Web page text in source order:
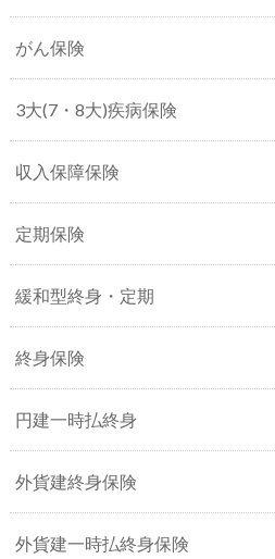
がん保険
3大(7・8大)疾病保険
収入保障保険
定期保険
緩和型終身・定期
終身保険
円建一時払終身
外貨建終身保険
外貨建一時払終身保険